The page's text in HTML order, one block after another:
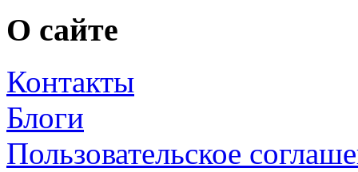
О сайте
Контакты
Блоги
Пользовательское